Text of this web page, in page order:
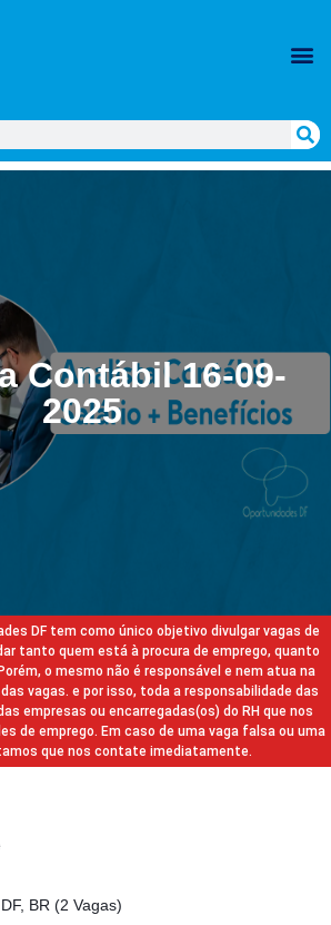
Contábil 16-09-
2025
DF tem como único objetivo divulgar vagas de
tanto quem está à procura de emprego, quanto
o mesmo não é responsável e nem atua na
vagas. e por isso, toda a responsabilidade das
empresas ou encarregadas(os) do RH que nos
de emprego. Em caso de uma vaga falsa ou uma
que nos contate imediatamente.
BR (2 Vagas)